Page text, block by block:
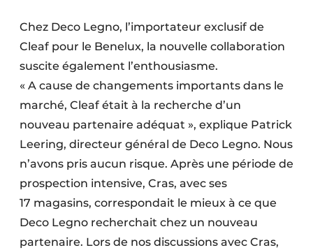
Chez Deco Legno, l’importateur exclusif de
Cleaf pour le Benelux, la nouvelle collaboration
suscite également l’enthousiasme.
« A cause de changements importants dans le
marché, Cleaf était à la recherche d’un
nouveau partenaire adéquat », explique Patrick
Leering, directeur général de Deco Legno. Nous
n’avons pris aucun risque. Après une période de
prospection intensive, Cras, avec ses
17 magasins, correspondait le mieux à ce que
Deco Legno recherchait chez un nouveau
partenaire. Lors de nos discussions avec Cras,